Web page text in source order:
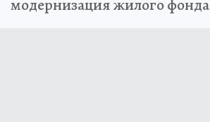
модернизация жилого фонда